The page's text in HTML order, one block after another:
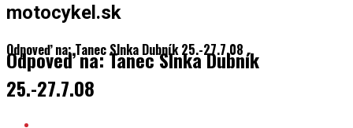
motocykel.sk
Odpoveď na: Tanec Slnka Dubník 25.-27.7.08
Odpoveď na: Tanec Slnka Dubník
25.-27.7.08